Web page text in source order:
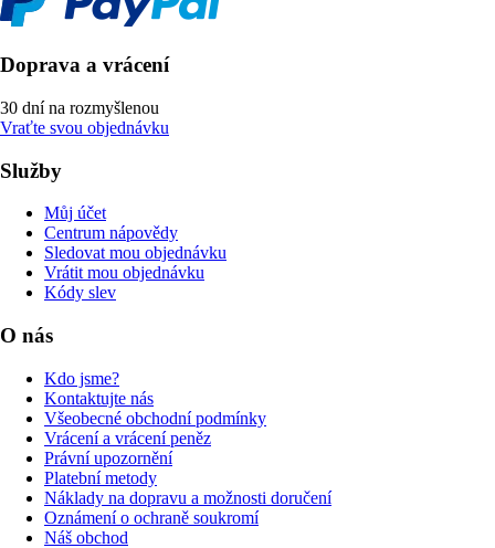
Doprava a vrácení
30 dní na rozmyšlenou
Vraťte svou objednávku
Služby
Můj účet
Centrum nápovědy
Sledovat mou objednávku
Vrátit mou objednávku
Kódy slev
O nás
Kdo jsme?
Kontaktujte nás
Všeobecné obchodní podmínky
Vrácení a vrácení peněz
Právní upozornění
Platební metody
Náklady na dopravu a možnosti doručení
Oznámení o ochraně soukromí
Náš obchod